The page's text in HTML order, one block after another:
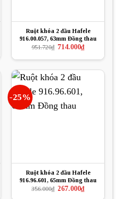
Ruột khóa 2 đầu Hafele
916.00.057, 63mm Đồng thau
951.720₫ Giá
là:
714.000₫Giá
hiện
tại
714.000₫.
-25%
Ruột khóa 2 đầu Hafele
916.96.601, 65mm Đồng thau
356.000₫ Giá
267.000₫Giá
hiện